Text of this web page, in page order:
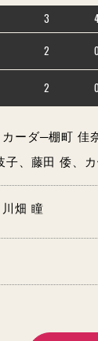
3
2 0
2 0
カーダ─棚町 佳
子、藤田 倭、
畑 瞳